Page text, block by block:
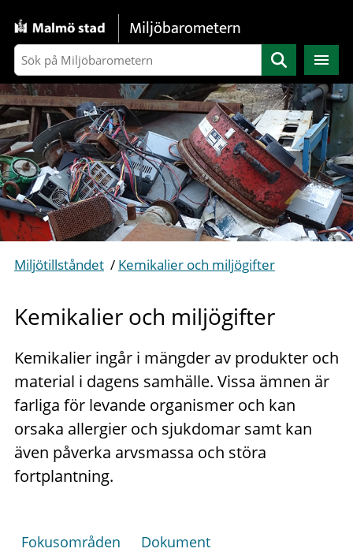
Gå direkt till sidans innehåll
Miljöbarometern
Sök
Miljötillståndet / Kemikalier och miljögifter
Kemikalier och miljögifter
Kemikalier ingår i mängder av produkter och
material i dagens samhälle. Vissa ämnen är
farliga för levande organismer och kan
orsaka allergier och sjukdomar samt kan
även påverka arvsmassa och störa
fortplantning.
Fokusområden Dokument